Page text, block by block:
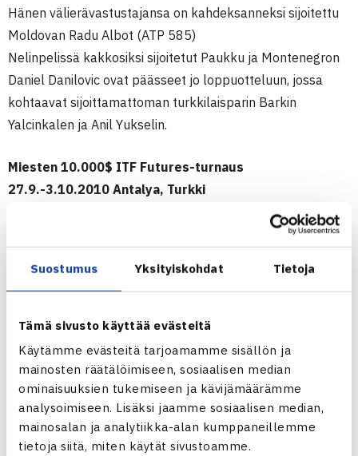
Suostumus Yksityiskohdat Tietoja
Tämä sivusto käyttää evästeitä
Käytämme evästeitä tarjoamamme sisällön ja
mainosten räätälöimiseen, sosiaalisen median
ominaisuuksien tukemiseen ja kävijämäärämme
analysoimiseen. Lisäksi jaamme sosiaalisen median,
mainosalan ja analytiikka-alan kumppaneillemme
tietoja siitä, miten käytät sivustoamme.
Hänen välierävastustajansa on kahdeksanneksi sijoitettu
Moldovan Radu Albot (ATP 585)
Nelinpelissä kakkosiksi sijoitetut Paukku ja Montenegron
Daniel Danilovic ovat päässeet jo loppuotteluun, jossa
kohtaavat sijoittamattoman turkkilaisparin Barkin
Yalcinkalen ja Anil Yukselin.
Miesten 10.000$ ITF Futures-turnaus
27.9.-3.10.2010 Antalya, Turkki
Puolivälieriä: Juho Paukku (2.) – Kyle Stoker Australia
Otakar Lucak/Adam Novak Tsekki 63 60
Välieriä: Danilovic/Paukku – Gleb Alekseenko
Ukraina/Arsen Asanov Uzbekistan 61 63
Miesten ITF Futures-turnaus Antalyassa